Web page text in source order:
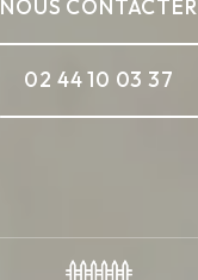
NOUS CONTACTER
02 44 10 03 37